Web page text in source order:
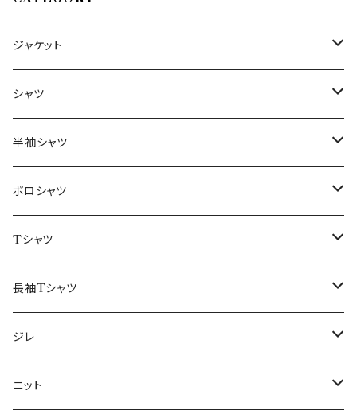
ジャケット
～44/S
46/M
48/L
50/XL～
シャツ
～44/S
46/M
48/L
50/XL～
半袖シャツ
～44/S
46/M
48/L
50/XL～
ポロシャツ
～44/S
46/M
48/L
50/XL～
Tシャツ
～44/S
46/M
48/L
長袖Tシャツ
～44/S
46/M
ジレ
～44/S
ニット